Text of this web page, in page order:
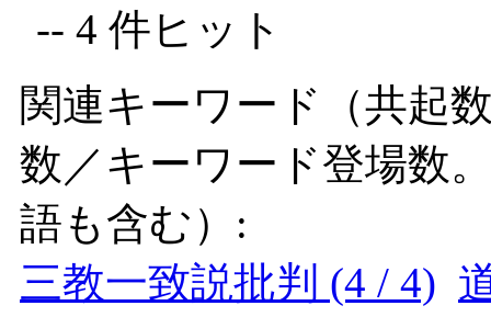
-- 4 件ヒット
関連キーワード（共起
数／キーワード登場数
語も含む）:
三教一致説批判 (4 / 4)